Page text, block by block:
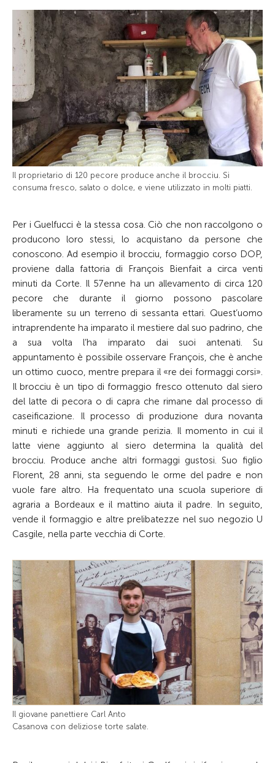
Il proprietario di 120 pecore produce anche il brocciu. Si
consuma fresco, salato o dolce, e viene utilizzato in molti piatti.
Per i Guelfucci è la stessa cosa. Ciò che non raccolgono o
producono loro stessi, lo acquistano da persone che
conoscono. Ad esempio il brocciu, formaggio corso DOP,
proviene dalla fattoria di François Bienfait a circa venti
minuti da Corte. Il 57enne ha un allevamento di circa 120
pecore che durante il giorno possono pascolare
liberamente su un terreno di sessanta ettari. Quest’uomo
intraprendente ha imparato il mestiere dal suo padrino, che
a sua volta l’ha imparato dai suoi antenati. Su
appuntamento è possibile osservare François, che è anche
un ottimo cuoco, mentre prepara il «re dei formaggi corsi».
Il brocciu è un tipo di formaggio fresco ottenuto dal siero
del latte di pecora o di capra che rimane dal processo di
caseificazione. Il processo di produzione dura novanta
minuti e richiede una grande perizia. Il momento in cui il
latte viene aggiunto al siero determina la qualità del
brocciu. Produce anche altri formaggi gustosi. Suo figlio
Florent, 28 anni, sta seguendo le orme del padre e non
vuole fare altro. Ha ­frequentato una scuola superiore di
agraria a Bordeaux e il mattino aiuta il padre. In seguito,
vende il formaggio e altre prelibatezze nel suo negozio U
Casgile, nella parte vecchia di Corte.
Il giovane panettiere Carl Anto
Casanova con deliziose torte salate.